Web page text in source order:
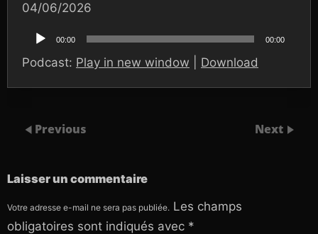
04/06/2026
audio
00:00 00:00
Podcast: Play in new window Download
Previous Next
Laisser un commentaire
Votre adresse e-mail ne sera pas publiée. Les champs
obligatoires sont indiqués avec *